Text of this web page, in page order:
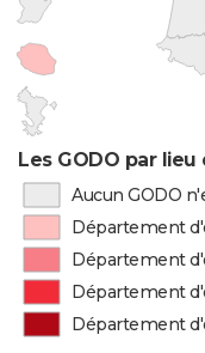
Les GODO par
Aucun GODO
Département
Département
Département
Département